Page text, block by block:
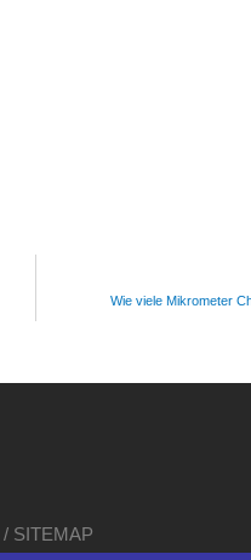
Wie viele Mikrometer
/ SITEMAP